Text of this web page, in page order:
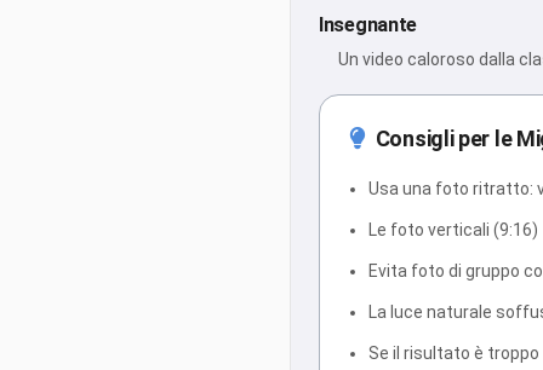
Insegnante
Un video caloroso dalla
Consigli per le
Usa una foto ritratto:
Le foto verticali
Evita foto di gruppo
La luce naturale
Se il risultato è